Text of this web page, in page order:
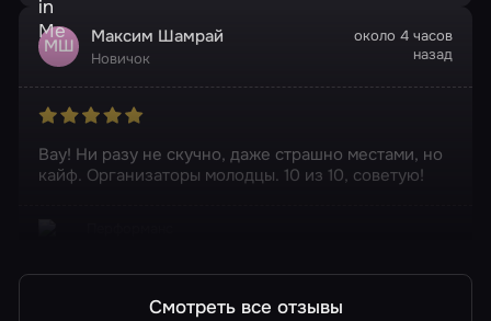
МШ Максим Шамрай
Новичок
около 4 часов
назад
Вау! Ни разу не скучно, даже страшно местами, но
кайф. Организаторы молодцы. 10 из 10, советую!
Смотреть все отзывы